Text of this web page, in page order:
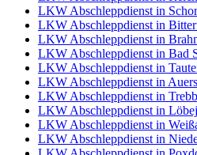
LKW Abschleppdienst in
LKW Abschleppdienst in
LKW Abschleppdienst in
LKW Abschleppdienst in Bad
LKW Abschleppdienst in
LKW Abschleppdienst in
LKW Abschleppdienst in
LKW Abschleppdienst in
LKW Abschleppdienst in
LKW Abschleppdienst in